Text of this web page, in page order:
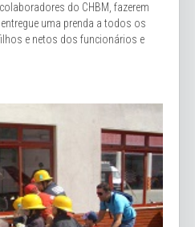
do CHBM, fazerem
uma prenda a todos os
e netos dos funcionários e